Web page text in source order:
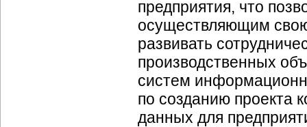
предприятия, что
осуществляющим свою
развивать
производственных
систем
по созданию проекта
данных для